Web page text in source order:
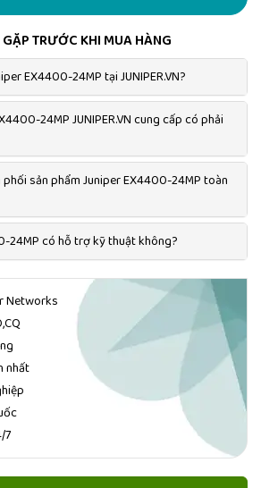
TRƯỚC KHI MUA HÀNG
EX4400-24MP tại JUNIPER.VN?
24MP JUNIPER.VN cung cấp có phải
phối sản phẩm Juniper EX4400-24MP toàn
24MP có hỗ trợ kỹ thuật không?
Networks
nhất
7